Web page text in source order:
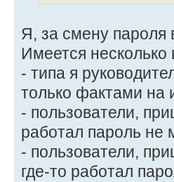
Я, за смену пароля
Имеется несколько
- типа я
только фактами на
- пользователи,
работал пароль
- пользователи,
где-то работал